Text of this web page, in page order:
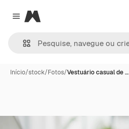
Close menu
Magnific
Início/stock/Fotos/Vestuário casual de …